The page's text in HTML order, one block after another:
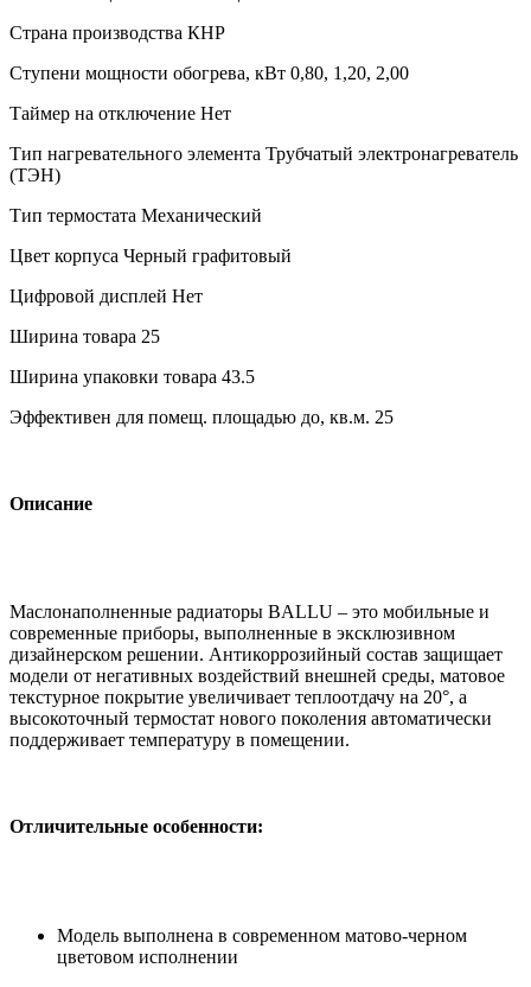
Страна производства КНР
Ступени мощности обогрева, кВт 0,80, 1,20, 2,00
Таймер на отключение Нет
Тип нагревательного элемента Трубчатый электронагреватель
(ТЭН)
Тип термостата Механический
Цвет корпуса Черный графитовый
Цифровой дисплей Нет
Ширина товара 25
Ширина упаковки товара 43.5
Эффективен для помещ. площадью до, кв.м. 25
Описание
Маслонаполненные радиаторы BALLU – это мобильные и
современные приборы, выполненные в эксклюзивном
дизайнерском решении. Антикоррозийный состав защищает
модели от негативных воздействий внешней среды, матовое
текстурное покрытие увеличивает теплоотдачу на 20°, а
высокоточный термостат нового поколения автоматически
поддерживает температуру в помещении.
Отличительные особенности:
Модель выполнена в современном матово-черном
цветовом исполнении